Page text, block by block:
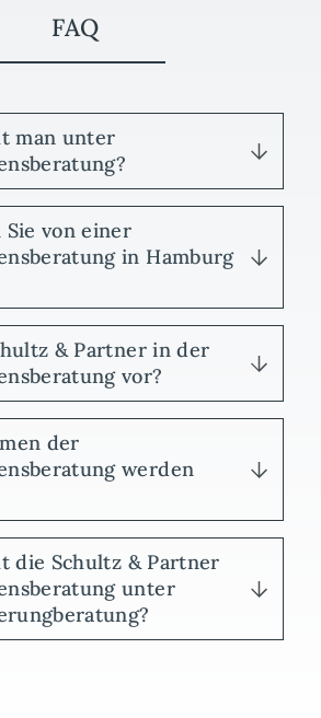
FAQ
man unter
Sie von einer
in Hamburg
& Partner in der
vor?
der
werden
die Schultz & Partner
unter